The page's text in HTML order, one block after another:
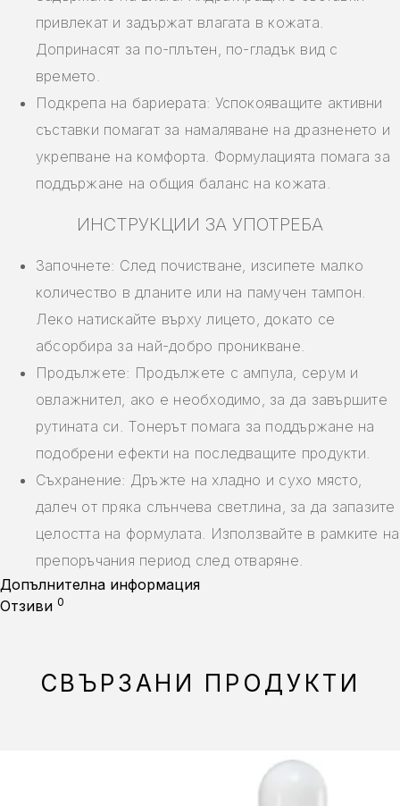
привлекат и задържат влагата в кожата.
Допринасят за по-плътен, по-гладък вид с
времето.
Подкрепа на бариерата: Успокояващите активни
съставки помагат за намаляване на дразненето и
укрепване на комфорта. Формулацията помага за
поддържане на общия баланс на кожата.
ИНСТРУКЦИИ ЗА УПОТРЕБА
Започнете: След почистване, изсипете малко
количество в дланите или на памучен тампон.
Леко натискайте върху лицето, докато се
абсорбира за най-добро проникване.
Продължете: Продължете с ампула, серум и
овлажнител, ако е необходимо, за да завършите
рутината си. Тонерът помага за поддържане на
подобрени ефекти на последващите продукти.
Съхранение: Дръжте на хладно и сухо място,
далеч от пряка слънчева светлина, за да запазите
целостта на формулата. Използвайте в рамките на
препоръчания период след отваряне.
Допълнителна информация
Отзиви 0
СВЪРЗАНИ ПРОДУКТИ